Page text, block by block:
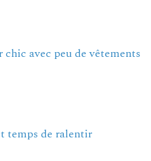
avec peu de vêtements
temps de ralentir